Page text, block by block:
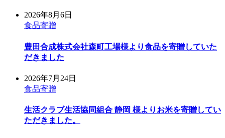
2026年8月6日
食品寄贈
豊田合成株式会社森町工場様より食品を寄贈していた
だきました
2026年7月24日
食品寄贈
生活クラブ生活協同組合 静岡 様よりお米を寄贈してい
ただきました。